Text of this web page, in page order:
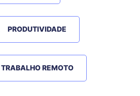
PRODUTIVIDADE
TRABALHO REMOTO